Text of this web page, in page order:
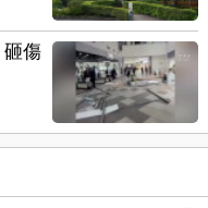
砸傷